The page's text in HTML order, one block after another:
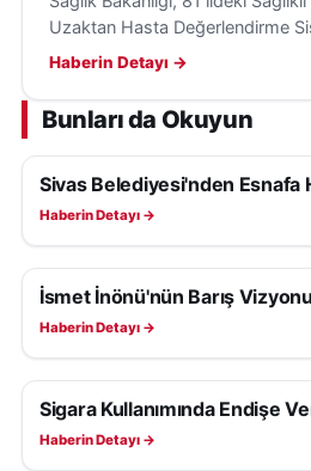
Uzaktan Hasta Değerlendirme
danışmanlık hizmeti sunmaya
Haberin Detayı →
Bunları da Okuyun
SAĞLIK
Sivas Belediyesi'nden Esnafa
Haberin Detayı →
SAĞLIK
İsmet İnönü'nün Barış
Haberin Detayı →
SAĞLIK
Sigara Kullanımında Endişe
Haberin Detayı →